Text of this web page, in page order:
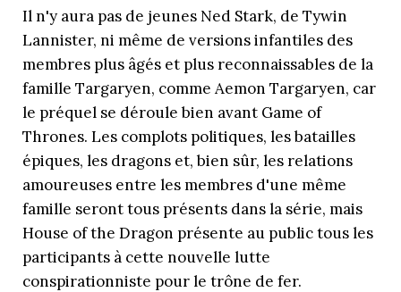
Il n'y aura pas de jeunes Ned Stark, de Tywin
Lannister, ni même de versions infantiles des
membres plus âgés et plus reconnaissables de la
famille Targaryen, comme Aemon Targaryen, car
le préquel se déroule bien avant Game of
Thrones. Les complots politiques, les batailles
épiques, les dragons et, bien sûr, les relations
amoureuses entre les membres d'une même
famille seront tous présents dans la série, mais
House of the Dragon présente au public tous les
participants à cette nouvelle lutte
conspirationniste pour le trône de fer.